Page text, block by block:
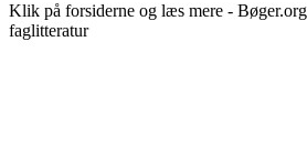
Klik på forsiderne og læs mere -
faglitteratur